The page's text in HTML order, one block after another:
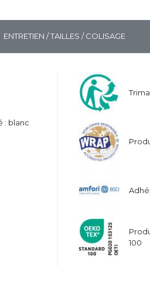
ENTRETIEN / TAILLES / COLISAGE
: blanc
100